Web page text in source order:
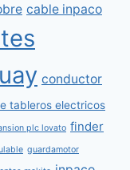
cable inpaco
conductor
tableros electricos
plc lovato finder
guardamotor